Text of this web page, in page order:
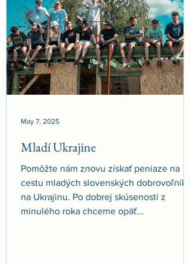
Mladí Ukrajine
Pomôžte nám znovu získať peniaze na
cestu mladých slovenských
na Ukrajinu. Po dobrej skúsenosti z
minulého roka chceme opäť...
May 7, 2025